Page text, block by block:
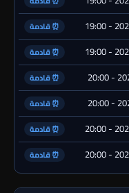
⏰ قادمة
⏰ قادمة
⏰ قادمة
⏰ قادمة
⏰ قادمة
⏰ قادمة